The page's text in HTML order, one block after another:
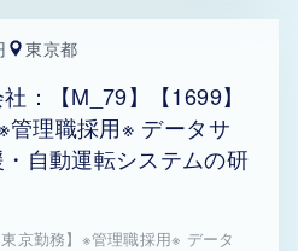
東京都
：【M_79】【1699】
管理職採用※ データサ
自動運転システムの研
京勤務】※管理職採用※ データ